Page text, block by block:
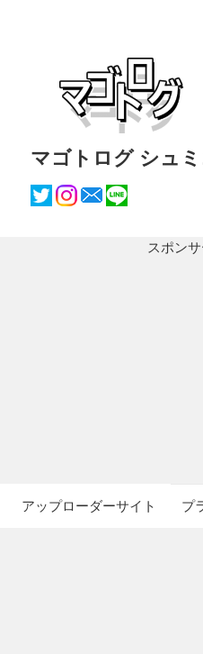
マゴトログ シュ
スポン
アップローダーサイト プ